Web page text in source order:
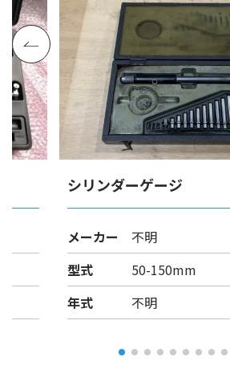
シリンダーゲージ
メーカー
不明
型式
50-150mm
年式
不明